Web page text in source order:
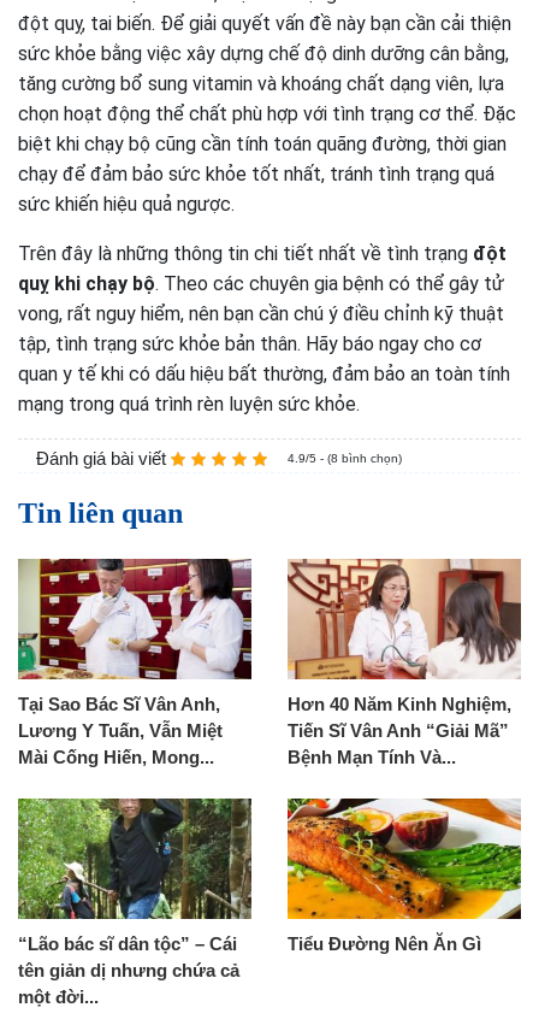
đột quỵ, tai biến. Để giải quyết vấn đề này bạn cần cải thiện
sức khỏe bằng việc xây dựng chế độ dinh dưỡng cân bằng,
tăng cường bổ sung vitamin và khoáng chất dạng viên, lựa
chọn hoạt động thể chất phù hợp với tình trạng cơ thể. Đặc
biệt khi chạy bộ cũng cần tính toán quãng đường, thời gian
chạy để đảm bảo sức khỏe tốt nhất, tránh tình trạng quá
sức khiến hiệu quả ngược.
Trên đây là những thông tin chi tiết nhất về tình trạng đột
quỵ khi chạy bộ. Theo các chuyên gia bệnh có thể gây tử
vong, rất nguy hiểm, nên bạn cần chú ý điều chỉnh kỹ thuật
tập, tình trạng sức khỏe bản thân. Hãy báo ngay cho cơ
quan y tế khi có dấu hiệu bất thường, đảm bảo an toàn tính
mạng trong quá trình rèn luyện sức khỏe.
Đánh giá bài viết 4.9/5 - (8 bình chọn)
Tin liên quan
Tại Sao Bác Sĩ Vân Anh,
Lương Y Tuấn, Vẫn Miệt
Mài Cống Hiến, Mong...
Hơn 40 Năm Kinh Nghiệm,
Tiến Sĩ Vân Anh “Giải Mã”
Bệnh Mạn Tính Và...
“Lão bác sĩ dân tộc” – Cái
tên giản dị nhưng chứa cả
một đời...
Tiểu Đường Nên Ăn Gì